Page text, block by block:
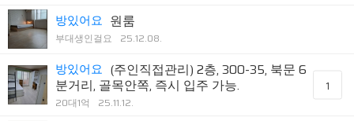
방있어요 원룸
부대생인걸요 25.12.08.
방있어요 (주인직접관리) 2층, 300-35, 북문 6
분거리, 골목안쪽, 즉시 입주 가능.
20대1억 25.11.12.
1